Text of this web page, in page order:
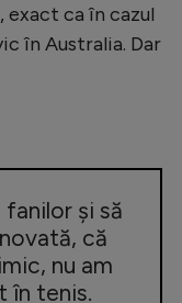
exact ca în cazul
în Australia. Dar
și să
că
nu am
în tenis.